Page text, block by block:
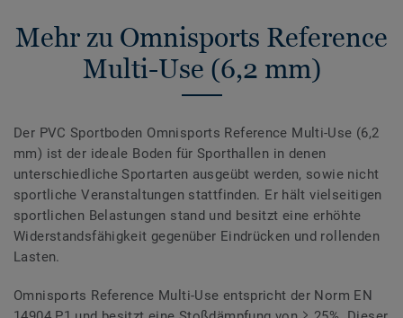
Mehr zu Omnisports Reference
Multi-Use (6,2 mm)
Der PVC Sportboden Omnisports Reference Multi-Use (6,2
mm) ist der ideale Boden für Sporthallen in denen
unterschiedliche Sportarten ausgeübt werden, sowie nicht
sportliche Veranstaltungen stattfinden. Er hält vielseitigen
sportlichen Belastungen stand und besitzt eine erhöhte
Widerstandsfähigkeit gegenüber Eindrücken und rollenden
Lasten.
Omnisports Reference Multi-Use entspricht der Norm EN